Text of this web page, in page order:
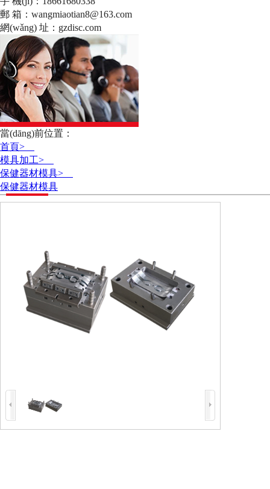
郵 箱：wangmiaotian8@163.com
網(wǎng) 址：gzdisc.com
當(dāng)前位置：
首頁>
模具加工>
保健器材模具>
保健器材模具